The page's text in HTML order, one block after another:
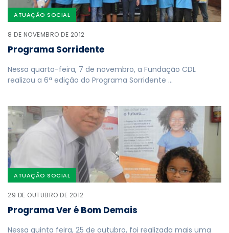
ATUAÇÃO SOCIAL
8 DE NOVEMBRO DE 2012
Programa Sorridente
Nessa quarta-feira, 7 de novembro, a Fundação CDL
realizou a 6ª edição do Programa Sorridente …
ATUAÇÃO SOCIAL
29 DE OUTUBRO DE 2012
Programa Ver é Bom Demais
Nessa quinta feira, 25 de outubro, foi realizada mais uma